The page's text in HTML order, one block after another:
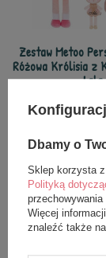
Zestaw Metoo
Różowa Królisia z
Lala
129,99
Dbamy o
Sklep korzysta
Polityką
przechowywania
Więcej
znaleźć także